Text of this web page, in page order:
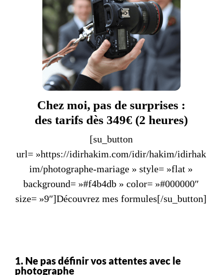
Chez moi, pas de surprises :
des tarifs dès 349€ (2 heures)
[su_button
url= »https://idirhakim.com/idir/hakim/idirhak
im/photographe-mariage » style= »flat »
background= »#f4b4db » color= »#000000″
size= »9″]Découvrez mes formules[/su_button]
1. Ne pas définir vos attentes avec le
photographe